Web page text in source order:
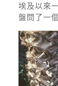
埃及以來
盤問了一